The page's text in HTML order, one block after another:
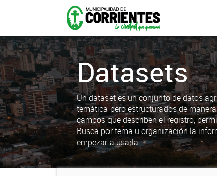
Datasets
Un dataset es un conjunto de datos
temática pero estructurados de
campos que describen el registro,
Busca por tema u organización la
empezar a usarla.